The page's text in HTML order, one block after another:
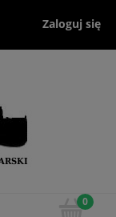
Zaloguj się